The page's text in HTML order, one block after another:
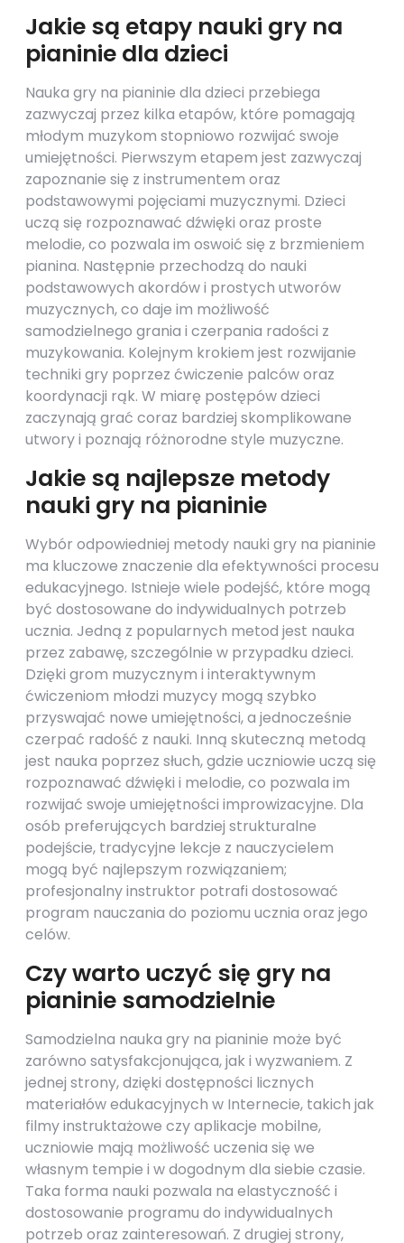
Jakie są etapy nauki gry na
pianinie dla dzieci
Nauka gry na pianinie dla dzieci przebiega
zazwyczaj przez kilka etapów, które pomagają
młodym muzykom stopniowo rozwijać swoje
umiejętności. Pierwszym etapem jest zazwyczaj
zapoznanie się z instrumentem oraz
podstawowymi pojęciami muzycznymi. Dzieci
uczą się rozpoznawać dźwięki oraz proste
melodie, co pozwala im oswoić się z brzmieniem
pianina. Następnie przechodzą do nauki
podstawowych akordów i prostych utworów
muzycznych, co daje im możliwość
samodzielnego grania i czerpania radości z
muzykowania. Kolejnym krokiem jest rozwijanie
techniki gry poprzez ćwiczenie palców oraz
koordynacji rąk. W miarę postępów dzieci
zaczynają grać coraz bardziej skomplikowane
utwory i poznają różnorodne style muzyczne.
Jakie są najlepsze metody
nauki gry na pianinie
Wybór odpowiedniej metody nauki gry na pianinie
ma kluczowe znaczenie dla efektywności procesu
edukacyjnego. Istnieje wiele podejść, które mogą
być dostosowane do indywidualnych potrzeb
ucznia. Jedną z popularnych metod jest nauka
przez zabawę, szczególnie w przypadku dzieci.
Dzięki grom muzycznym i interaktywnym
ćwiczeniom młodzi muzycy mogą szybko
przyswajać nowe umiejętności, a jednocześnie
czerpać radość z nauki. Inną skuteczną metodą
jest nauka poprzez słuch, gdzie uczniowie uczą się
rozpoznawać dźwięki i melodie, co pozwala im
rozwijać swoje umiejętności improwizacyjne. Dla
osób preferujących bardziej strukturalne
podejście, tradycyjne lekcje z nauczycielem
mogą być najlepszym rozwiązaniem;
profesjonalny instruktor potrafi dostosować
program nauczania do poziomu ucznia oraz jego
celów.
Czy warto uczyć się gry na
pianinie samodzielnie
Samodzielna nauka gry na pianinie może być
zarówno satysfakcjonująca, jak i wyzwaniem. Z
jednej strony, dzięki dostępności licznych
materiałów edukacyjnych w Internecie, takich jak
filmy instruktażowe czy aplikacje mobilne,
uczniowie mają możliwość uczenia się we
własnym tempie i w dogodnym dla siebie czasie.
Taka forma nauki pozwala na elastyczność i
dostosowanie programu do indywidualnych
potrzeb oraz zainteresowań. Z drugiej strony,